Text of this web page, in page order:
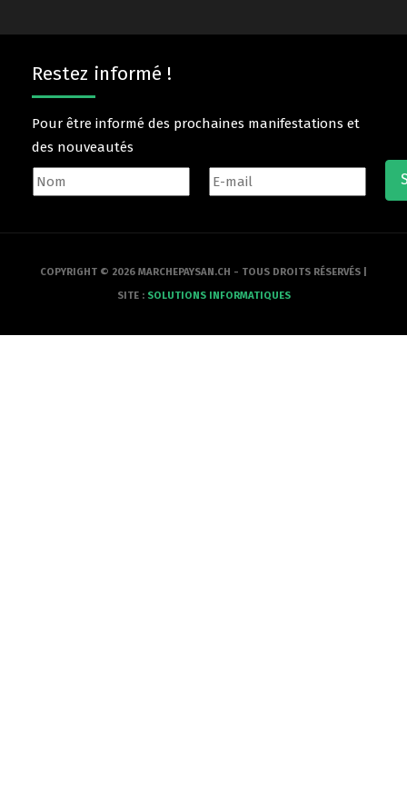
Restez informé !
Pour être informé des prochaines manifestations et
des nouveautés
COPYRIGHT © 2026 MARCHEPAYSAN.CH - TOUS DROITS RÉSERVÉS |
SITE : SOLUTIONS INFORMATIQUES